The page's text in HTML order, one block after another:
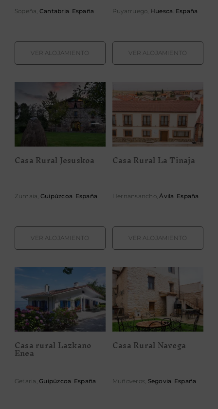
Sopeña, Cantabria. España
VER ALOJAMIENTO
Puyarruego, Huesca. España
VER ALOJAMIENTO
Casa Rural
Jesuskoa
Casa Rural Jesuskoa
Zumaia, Guipúzcoa. España
VER ALOJAMIENTO
Casa Rural La
Tinaja
Casa Rural La Tinaja
Hernansancho,Ávila . España
VER ALOJAMIENTO
Casa rural
Lazkano Enea
Casa rural Lazkano
Enea
Getaria,Guipúzcoa. España
Casa Rural
Navega
Casa Rural Navega
Muñoveros, Segovia. España